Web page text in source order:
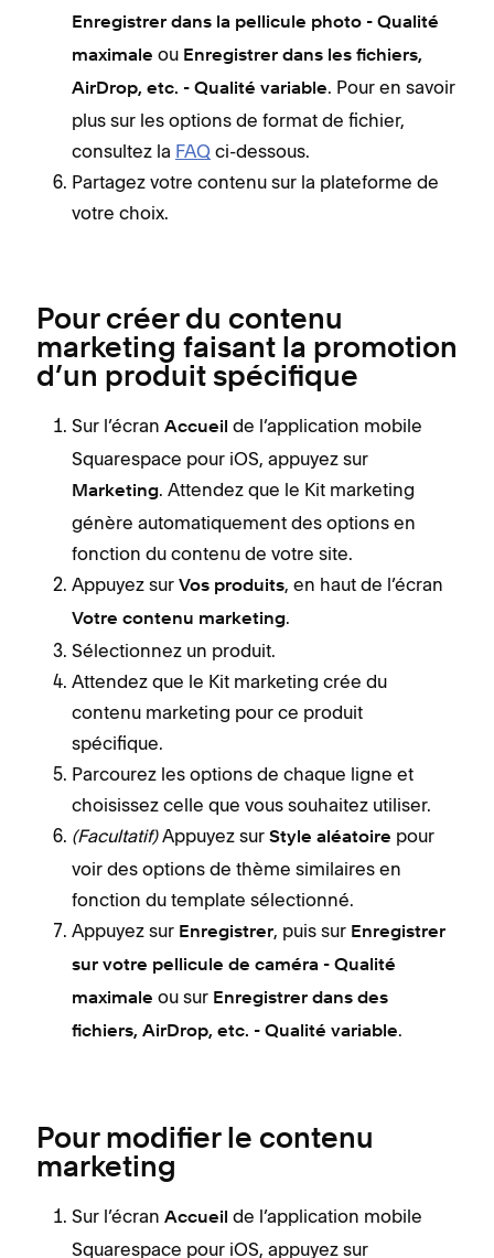
Enregistrer dans la pellicule photo - Qualité
maximale ou Enregistrer dans les fichiers,
AirDrop, etc. - Qualité variable. Pour en savoir
plus sur les options de format de fichier,
consultez la FAQ ci-dessous.
Partagez votre contenu sur la plateforme de
votre choix.
Pour créer du contenu
marketing faisant la promotion
d’un produit spécifique
Sur l’écran Accueil de l’application mobile
Squarespace pour iOS, appuyez sur
Marketing. Attendez que le Kit marketing
génère automatiquement des options en
fonction du contenu de votre site.
Appuyez sur Vos produits, en haut de l’écran
Votre contenu marketing.
Sélectionnez un produit.
Attendez que le Kit marketing crée du
contenu marketing pour ce produit
spécifique.
Parcourez les options de chaque ligne et
choisissez celle que vous souhaitez utiliser.
(Facultatif)Appuyez sur Style aléatoire pour
voir des options de thème similaires en
fonction du template sélectionné.
Appuyez sur Enregistrer, puis sur Enregistrer
sur votre pellicule de caméra - Qualité
maximale ou sur Enregistrer dans des
fichiers, AirDrop, etc. - Qualité variable.
Pour modifier le contenu
marketing
Sur l’écran Accueil de l’application mobile
Squarespace pour iOS, appuyez sur